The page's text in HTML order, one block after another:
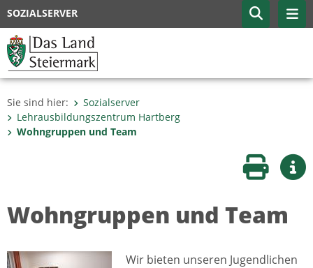
SOZIALSERVER
Sie sind hier:
Sozialserver
Lehrausbildungszentrum Hartberg
Wohngruppen und Team
Seite
Wohngruppen und Team
Wir bieten unseren Jugendlichen